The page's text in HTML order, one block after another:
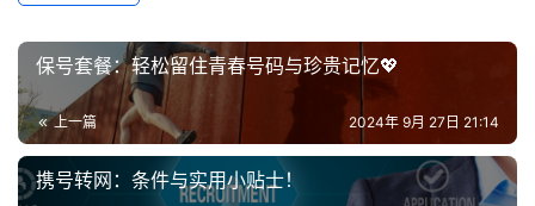
保号套餐：轻松留住青春号码与珍贵记忆💖
上一篇 2024年 9月 27日 21:14
携号转网：条件与实用小贴士！